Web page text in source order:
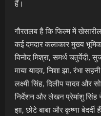
हैं।
गौरतलब है कि फिल्म में
कई दमदार कलाकार मुख्य
विनोद मिश्रा, समर्थ चतुर्वेदी,
माया यादव, निशा झा, रंभा
लक्ष्मी सिंह, दिलीप यादव और
निर्देशन और लेखन प्रेमांशु
झा, छोटे बाबा और कृष्णा